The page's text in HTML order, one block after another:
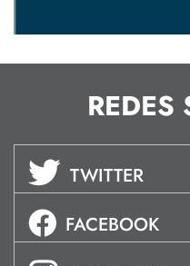
REDES
TWITTER
FACEBOOK